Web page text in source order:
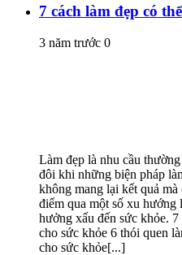
7 cách làm đẹp có
3 năm trước 0
Làm đẹp là nhu cầu
đôi khi những biện pháp
không mang lại kết quả
điểm qua một số xu hướng
hưởng xấu đến sức khỏe.
cho sức khỏe 6 thói quen
cho sức khỏe[...]